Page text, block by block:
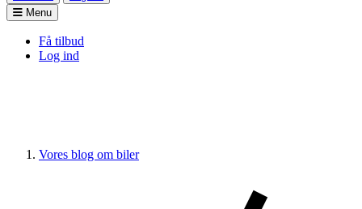
Menu
Få tilbud
Log ind
Vores blog om biler